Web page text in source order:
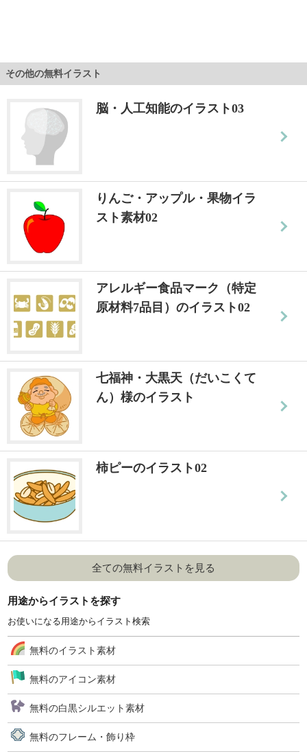
その他の無料イラスト
脳・人工知能のイラスト03
りんご・アップル・果物イラ
スト素材02
アレルギー食品マーク（特定
原材料7品目）のイラスト02
七福神・大黒天（だいこくて
ん）様のイラスト
柿ピーのイラスト02
全ての無料イラストを見る
用途からイラストを探す
お使いになる用途からイラスト検索
無料のイラスト素材
無料のアイコン素材
無料の白黒シルエット素材
無料のフレーム・飾り枠